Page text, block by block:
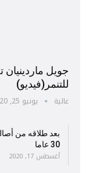
جويل
للتنمر(فيديو)
عالية يونيو 25, 2020
بعد طلاقه من
30 عاما
أغسطس 17, 2020